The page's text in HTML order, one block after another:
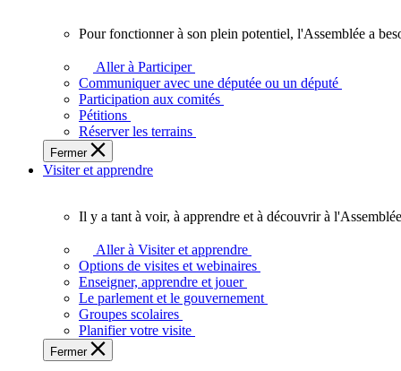
Ontariens.
fonctionner
plein
potentiel,
l'Assemblée
a
besoin
Pour fonctionner à son plein potentiel, l'Assemblée a
Aller à Participer
Communiquer avec une députée ou un député
Participation aux comités
Pétitions
Réserver les terrains
Fermer
Visiter et apprendre
voir,
apprendre
et
Il y a tant à voir, à apprendre et à découvrir à
Aller à Visiter et apprendre
Options de visites et webinaires
Enseigner, apprendre et jouer
Le parlement et le gouvernement
Groupes scolaires
Planifier votre visite
Fermer